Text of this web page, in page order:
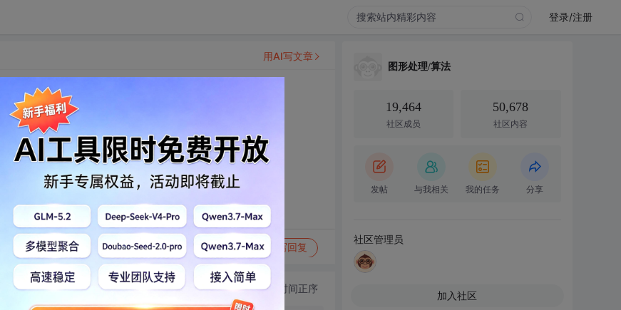
登录/注册
转发到动态 举报 写回复
用AI写文章
切换为时间正序
图形处理/算法
19,464
社区成员
50,678
社区内容
发帖 与我相关 我的任务 分享
社区管理员
加入社区